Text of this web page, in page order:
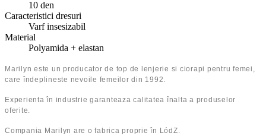
10 den
Caracteristici dresuri
Varf insesizabil
Material
Polyamida + elastan
Marilyn este un producator de top de lenjerie si ciorapi pentru femei,
care îndeplineste nevoile femeilor din 1992.
Experienta în industrie garanteaza calitatea înalta a produselor
oferite.
Compania Marilyn are o fabrica proprie în LódZ.